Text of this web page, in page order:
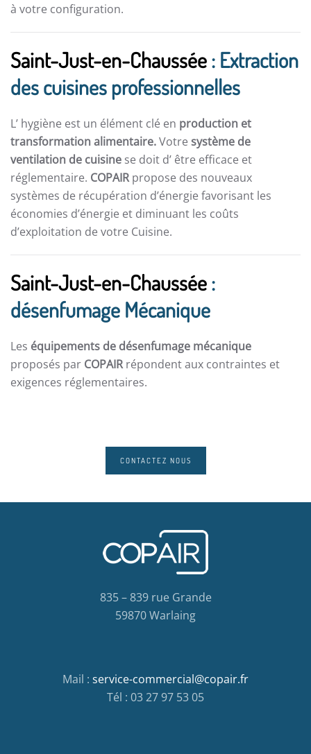
à votre configuration.
Saint-Just-en-Chaussée: Extraction
des cuisines professionnelles
L’ hygiène est un élément clé en production et
transformation alimentaire.Votre système de
ventilation de cuisine se doit d’ être efficace et
réglementaire. COPAIRpropose des nouveaux
systèmes de récupération d’énergie favorisant les
économies d’énergie et diminuant les coûts
d’exploitation de votre Cuisine.
Saint-Just-en-Chaussée:
désenfumage Mécanique
Les équipements de désenfumage mécanique
proposés par COPAIRrépondent aux contraintes et
exigences réglementaires.
CONTACTEZ NOUS
835 – 839 rue Grande
59870 Warlaing
Mail : service-commercial@copair.fr
Tél : 03 27 97 53 05